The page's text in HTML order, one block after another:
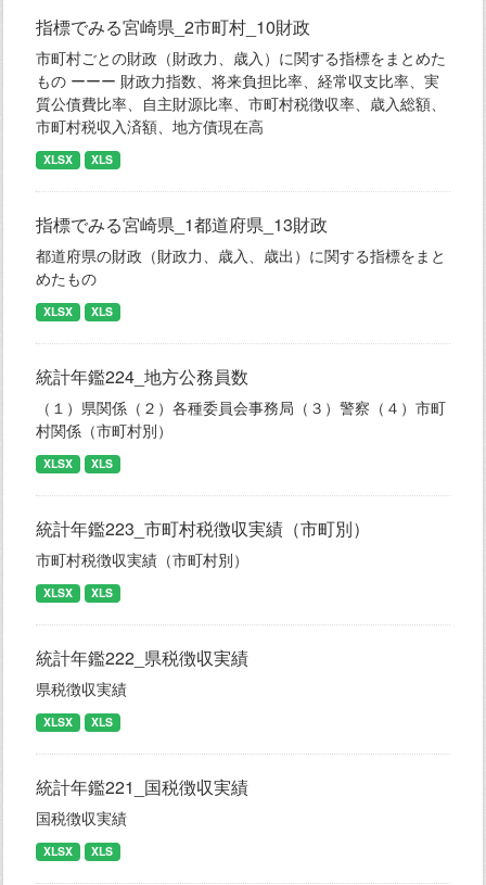
指標でみる宮崎県_2市町村_10財政
市町村ごとの財政（財政力、歳入）に関する指標をまとめた
もの ーーー 財政力指数、将来負担比率、経常収支比率、実
質公債費比率、自主財源比率、市町村税徴収率、歳入総額、
市町村税収入済額、地方債現在高
XLSX XLS
指標でみる宮崎県_1都道府県_13財政
都道府県の財政（財政力、歳入、歳出）に関する指標をまと
めたもの
XLSX XLS
統計年鑑224_地方公務員数
（１）県関係（２）各種委員会事務局（３）警察（４）市町
村関係（市町村別）
XLSX XLS
統計年鑑223_市町村税徴収実績（市町別）
市町村税徴収実績（市町村別）
XLSX XLS
統計年鑑222_県税徴収実績
県税徴収実績
XLSX XLS
統計年鑑221_国税徴収実績
国税徴収実績
XLSX XLS